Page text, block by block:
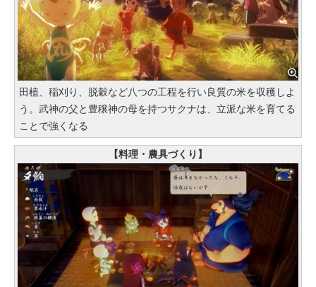
田植、稲刈り、脱穀など八つの工程を行い良質の米を収穫しよ
う。武神の父と豊穣神の母を持つサクナは、立派な米を育てる
ことで強くなる
【料理・農具づくり】